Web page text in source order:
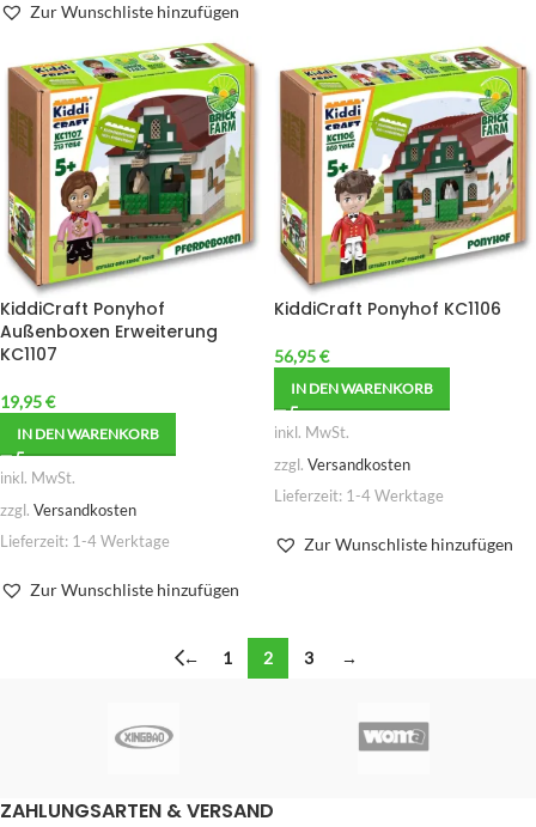
Zur Wunschliste hinzufügen
KiddiCraft Ponyhof
Außenboxen Erweiterung
KC1107
19,95€
IN DEN WARENKORB
inkl. MwSt.
zzgl. Versandkosten
Lieferzeit: 1-4 Werktage
Zur Wunschliste hinzufügen
KiddiCraft Ponyhof KC1106
56,95€
IN DEN WARENKORB
inkl. MwSt.
zzgl. Versandkosten
Lieferzeit: 1-4 Werktage
Zur Wunschliste hinzufügen
← 1 2 3 →
ZAHLUNGSARTEN & VERSAND